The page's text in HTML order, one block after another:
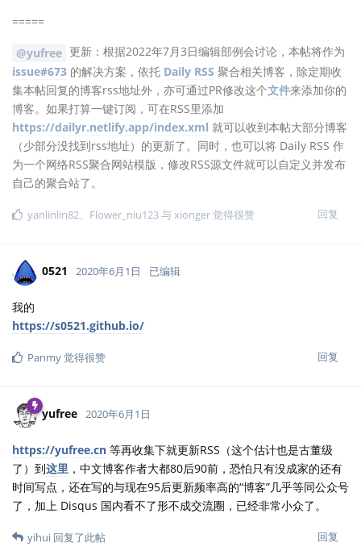
=====
@yufree 更新：根据2022年7月3日编辑部例会讨论，本帖将作为
issue#673 的解决方案，依托 Daily RSS 聚合相关博客，除定期收
集本帖回复的博客rss地址外，亦可通过PR修改这个文件来添加你的
博客。如果打算一键订阅，可在RSS里添加
https://dailyr.netlify.app/index.xml 就可以收到本帖大部分博客
（少部分没找到rss地址）的更新了。同时，也可以将 Daily RSS 作
为一个网络RSS聚合网站模版，修改RSS源文件就可以自定义并发布
自己的聚合站了。
回复
yanlinlin82 Flower_niu123与xionger觉得很赞
0521 2020年6月1日 已编辑
我的
https://s0521.github.io/
回复
Panmy觉得很赞
yufree 2020年6月1日
https://yufree.cn 等再收集下就更新RSS（这个估计也是古董级
了）到这里 ，中文博客作者大都80后90前，恐怕只有没成家的还有
时间写点，还在写的与现在95后更新频率高的“博客”几乎等同公众号
了，加上 Disqus 国内看不了形不成交流圈，已经非常小众了。
回复
yihui 回复了此帖